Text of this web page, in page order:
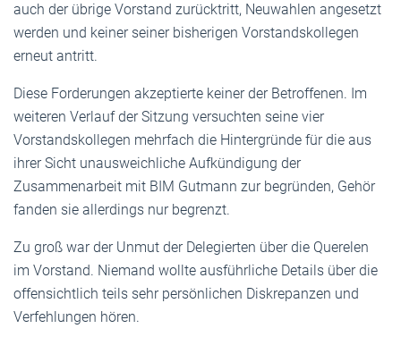
auch der übrige Vorstand zurücktritt, Neuwahlen angesetzt
werden und keiner seiner bisherigen Vorstandskollegen
erneut antritt.
Diese Forderungen akzeptierte keiner der Betroffenen. Im
weiteren Verlauf der Sitzung versuchten seine vier
Vorstandskollegen mehrfach die Hintergründe für die aus
ihrer Sicht unausweichliche Aufkündigung der
Zusammenarbeit mit BIM Gutmann zur begründen, Gehör
fanden sie allerdings nur begrenzt.
Zu groß war der Unmut der Delegierten über die Querelen
im Vorstand. Niemand wollte ausführliche Details über die
offensichtlich teils sehr persönlichen Diskrepanzen und
Verfehlungen hören.